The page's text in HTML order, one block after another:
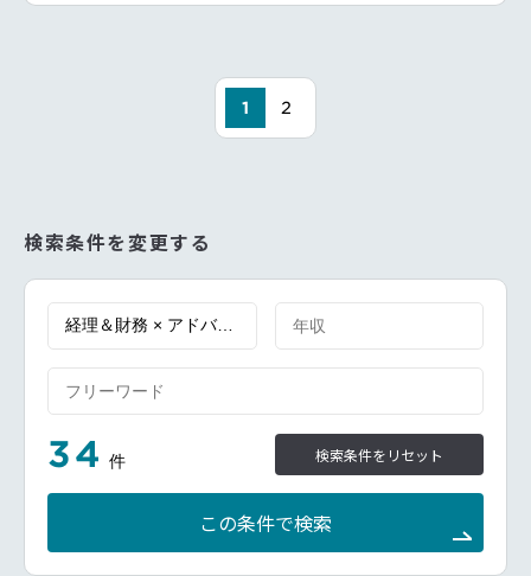
1 2
検索条件を変更する
34 件
この条件で検索
検索条件をリセット